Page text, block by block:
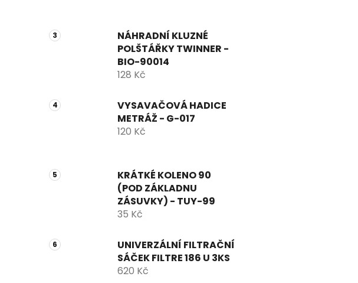
NÁHRADNÍ KLUZNÉ
POLŠTÁŘKY TWINNER -
BIO-90014
128 Kč
VYSAVAČOVÁ HADICE
METRÁŽ - G-017
120 Kč
KRÁTKÉ KOLENO 90
(POD ZÁKLADNU
ZÁSUVKY) - TUY-99
35 Kč
UNIVERZÁLNÍ FILTRAČNÍ
SÁČEK FILTRE 186 U 3KS
620 Kč